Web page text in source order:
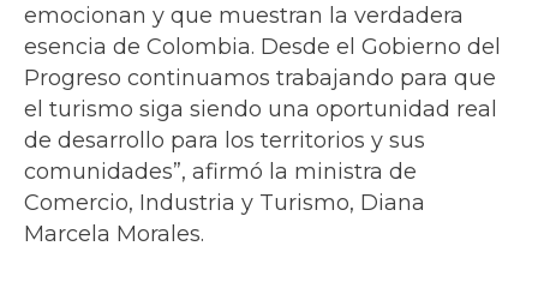
emocionan y que muestran la verdadera
esencia de Colombia. Desde el Gobierno del
Progreso continuamos trabajando para que
el turismo siga siendo una oportunidad real
de desarrollo para los territorios y sus
comunidades”, afirmó la ministra de
Comercio, Industria y Turismo, Diana
Marcela Morales.